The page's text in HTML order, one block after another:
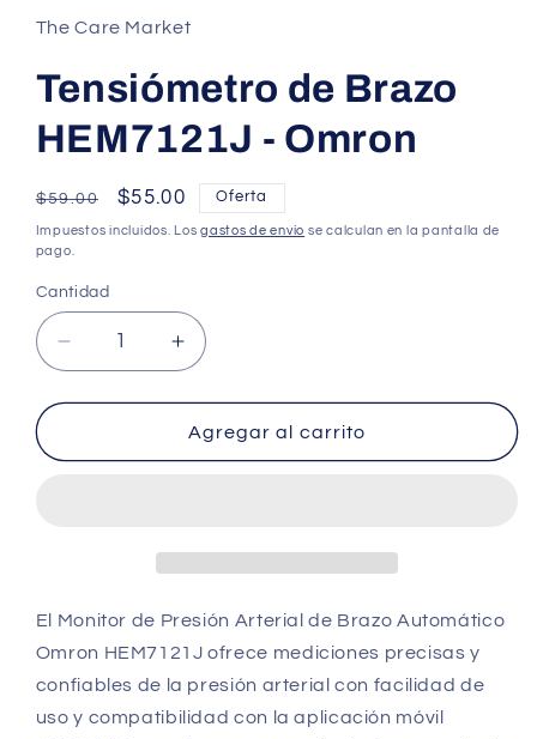
ventana
modal
The Care Market
Tensiómetro de Brazo
HEM7121J - Omron
Precio
habitual
$59.00
Precio
de
$55.00 Oferta
Impuestos incluidos. Losgastos de envío se calculan en la pantalla de
pago.
Cantidad
Cantidad
Reducir
cantidad
para
Tensiómetro
de
Aumentar
cantidad
para
Tensiómetro
de
Agregar al carrito
El Monitor de Presión Arterial de Brazo Automático
Omron HEM7121J ofrece mediciones precisas y
confiables de la presión arterial con facilidad de
uso y compatibilidad con la aplicación móvil